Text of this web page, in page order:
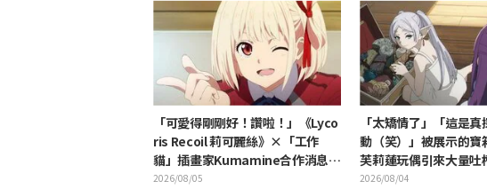
「可愛得剛剛好！讚啦！」《Lyco
ris Recoil 莉可麗絲》×「工作
貓」插畫家Kumamine合作消息公
開 引發「讚啦！」熱烈迴響
2026/08/05
「太矯情了」「這是
動（笑）」被展示的寶
芙莉蓮玩偶引來大量吐
芙莉蓮》
2026/08/04